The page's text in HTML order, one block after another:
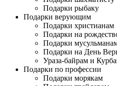
Подарки рыбаку
Подарки верующим
Подарки христианам
Подарки на
Подарки
Подарки на День
Ураза-байрам и
Подарки по профессии
Подарки морякам